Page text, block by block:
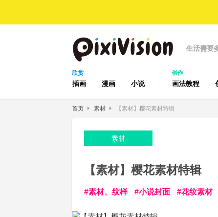
生活需要
欣赏
插画 漫画 小说
创作
画法教程
首页 素材 【素材】樱花素材特辑
素材
【素材】樱花素材特辑
素材、纹样 小说封面 花纹素材